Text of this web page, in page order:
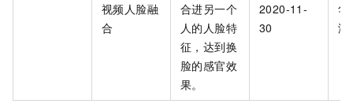
视频人脸融
合
合进另一个
人的人脸特
征，达到换
脸的感官效
果。
2020-11-
30
华
海